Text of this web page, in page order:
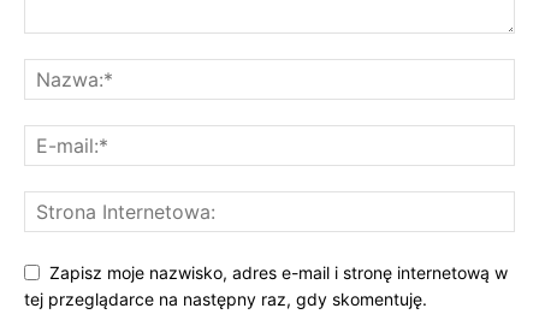
Zapisz moje nazwisko, adres e-mail i stronę internetową w
tej przeglądarce na następny raz, gdy skomentuję.